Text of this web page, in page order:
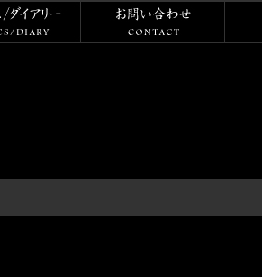
トピックス/ダイアリー お問